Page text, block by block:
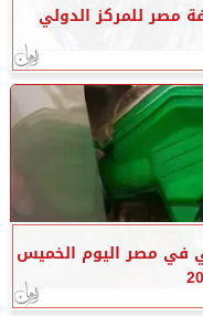
مصر للمركز الدولي
في مصر اليوم الخميس